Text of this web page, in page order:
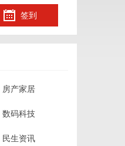
签到
房产家居
数码科技
民生资讯